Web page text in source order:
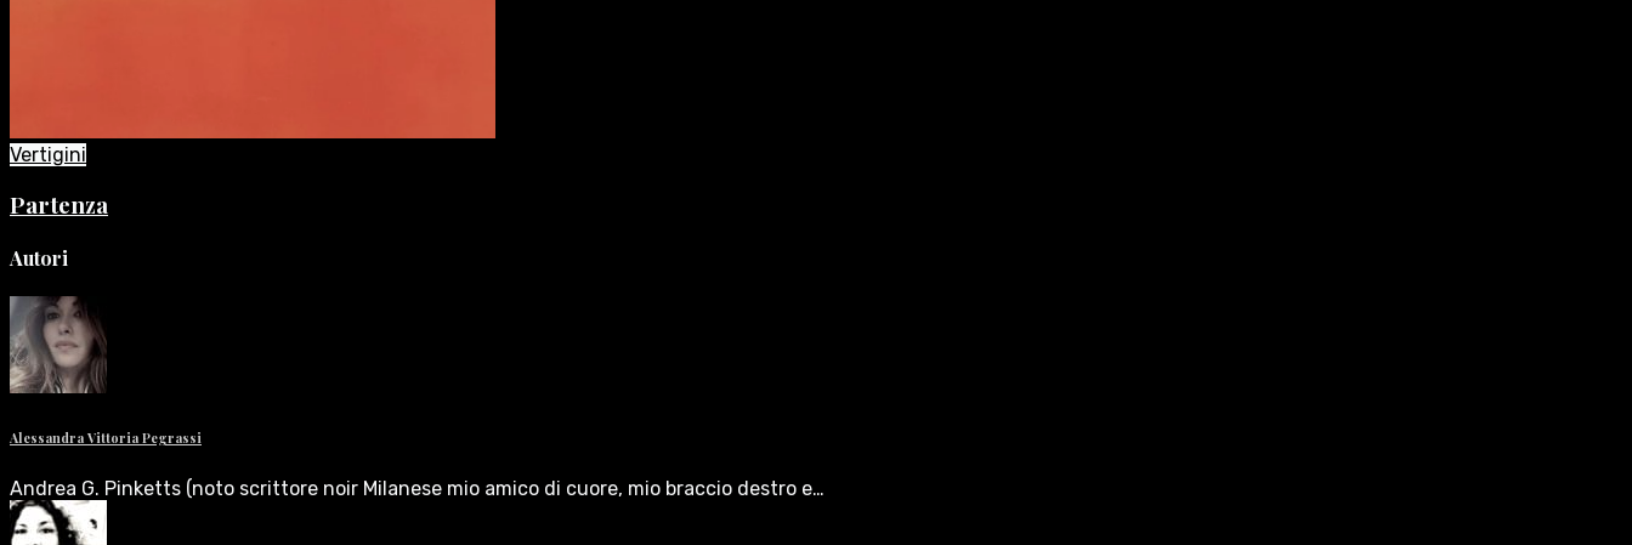
Vertigini
Partenza
Autori
Alessandra Vittoria Pegrassi
Andrea G. Pinketts (noto scrittore noir Milanese mio amico di cuore, mio braccio destro e…